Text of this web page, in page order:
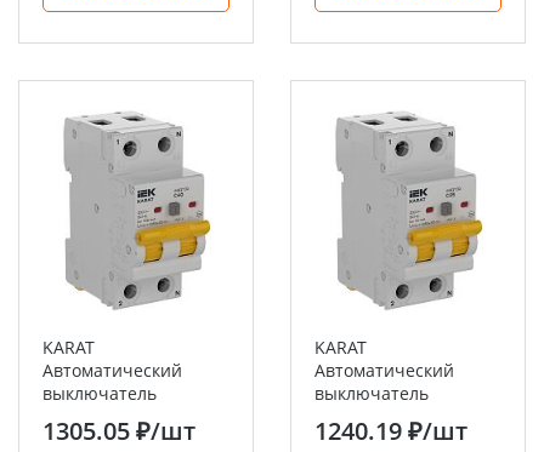
KARAT
Автоматический
выключатель
дифференциального
тока АВДТ32 C40
1305.05 ₽/шт
KARAT
Автоматический
выключатель
дифференциального
тока АВДТ32 C25 10мА
1240.19 ₽/шт